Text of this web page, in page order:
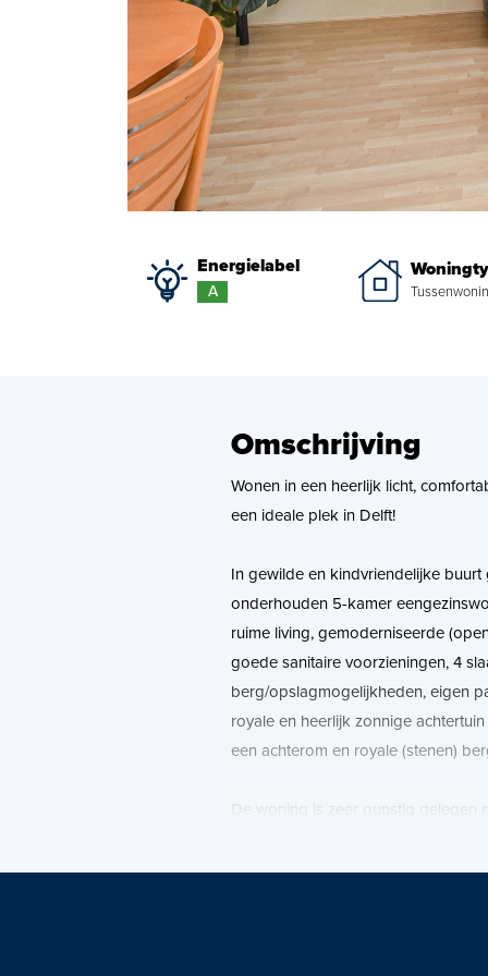
Energielabel
A
Omschrijving
Wonen in een heerlijk licht,
een ideale plek in Delft!
In gewilde en kindvriendelijke buurt
onderhouden 5-kamer
ruime living, gemoderniseerde
goede sanitaire voorzieningen, 4
berg/opslagmogelijkheden, eigen
royale en heerlijk zonnige
een achterom en royale (stenen)
De woning is zeer gunstig gelegen
uitvalswegen (A4 en A13).
Download op Funda de brochure